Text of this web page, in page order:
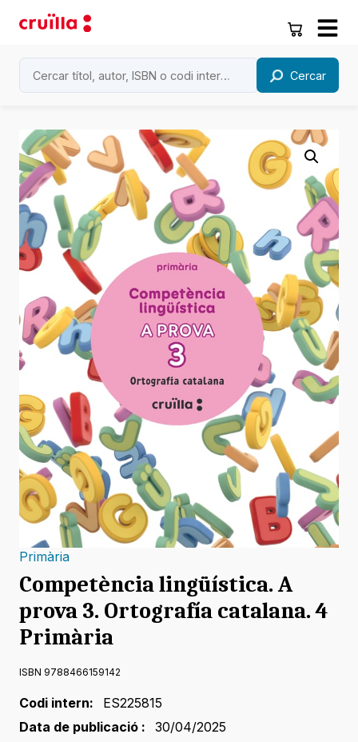
Cercar
Primària
Competència lingüística. A
prova 3. Ortografía catalana. 4
Primària
ISBN 9788466159142
Codi intern:
ES225815
Data de publicació :
30/04/2025